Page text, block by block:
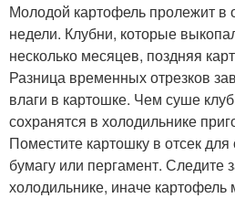
Молодой картофель пролежит в
недели. Клубни, которые
несколько месяцев, поздняя
Разница временных отрезков
влаги в картошке. Чем суше
сохранятся в холодильнике
Поместите картошку в отсек
бумагу или пергамент. Следите
холодильнике, иначе картофель